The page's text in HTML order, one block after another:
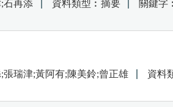
石再添 資料類型︰摘要 關鍵字
張瑞津;黃阿有;陳美鈴;曾正雄 資料